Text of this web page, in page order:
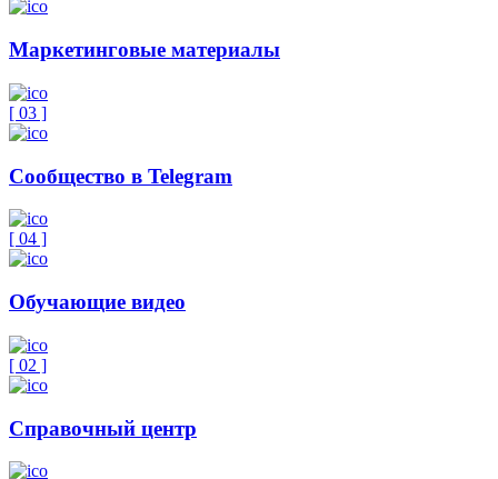
Маркетинговые материалы
[ 03 ]
Сообщество в Telegram
[ 04 ]
Обучающие видео
[ 02 ]
Справочный центр